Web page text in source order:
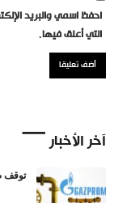
احفظ اسمي والبريد
التي أعلق فيها.
آخر الأخبار
توقف